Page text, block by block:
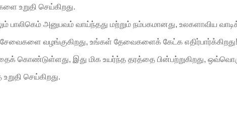
உறுதி செய்கிறது.
அனுபவம் வாய்ந்தது மற்றும் நம்பகமானது, உலகளாவிய
வழங்குகிறது, உங்கள் தேவைகளைக் கேட்க எதிர்பார்க்கிறது!
கொண்டுள்ளது, இது மிக உயர்ந்த தரத்தை பின்பற்றுகிறது, ஒவ்வொரு
செய்கிறது.